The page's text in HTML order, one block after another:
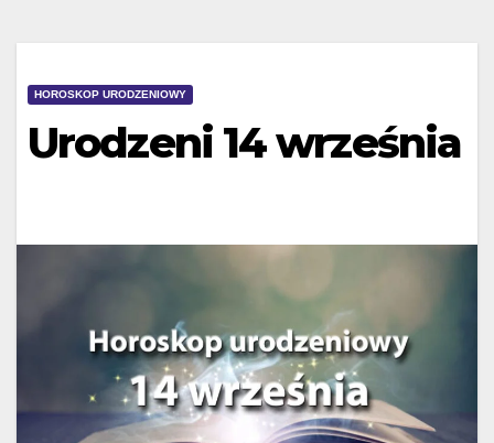
HOROSKOP URODZENIOWY
Urodzeni 14 września